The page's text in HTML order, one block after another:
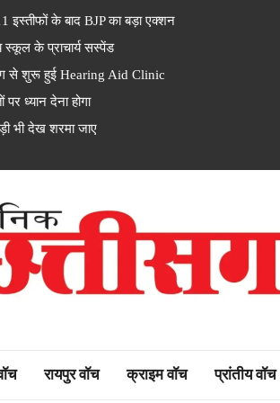
इस्तीफों के बाद BJP का बड़ा एक्शन
स्कूल के प्राचार्य सस्पेंड
से शुरू हुई Hearing Aid Clinic
ध्यान देना होगा
भी देख शरमा जाए
watch
रायपुर वॉच क्राइम वॉच प्रांतीय वॉच